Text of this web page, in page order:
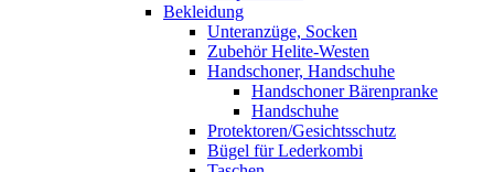
Bekleidung
Unteranzüge, Socken
Zubehör Helite-Westen
Handschoner, Handschuhe
Handschoner Bärenpranke
Handschuhe
Protektoren/Gesichtsschutz
Bügel für Lederkombi